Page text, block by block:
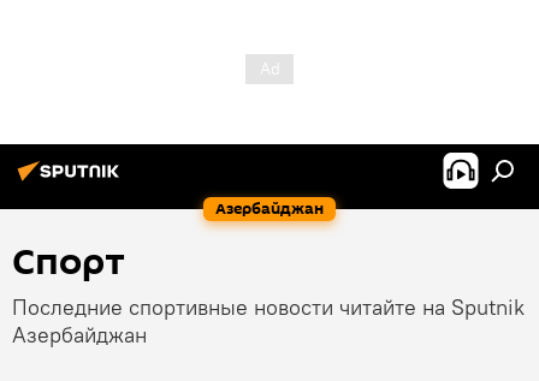
Азербайджан
Спорт
Последние спортивные новости читайте на Sputnik
Азербайджан